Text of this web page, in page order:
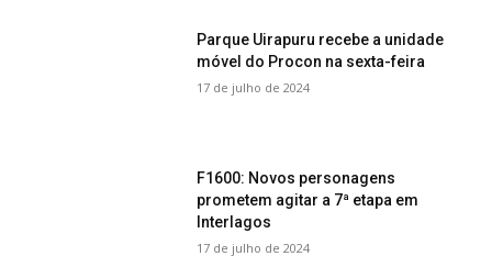
Parque Uirapuru recebe a unidade
móvel do Procon na sexta-feira
17 de julho de 2024
F1600: Novos personagens
prometem agitar a 7ª etapa em
Interlagos
17 de julho de 2024